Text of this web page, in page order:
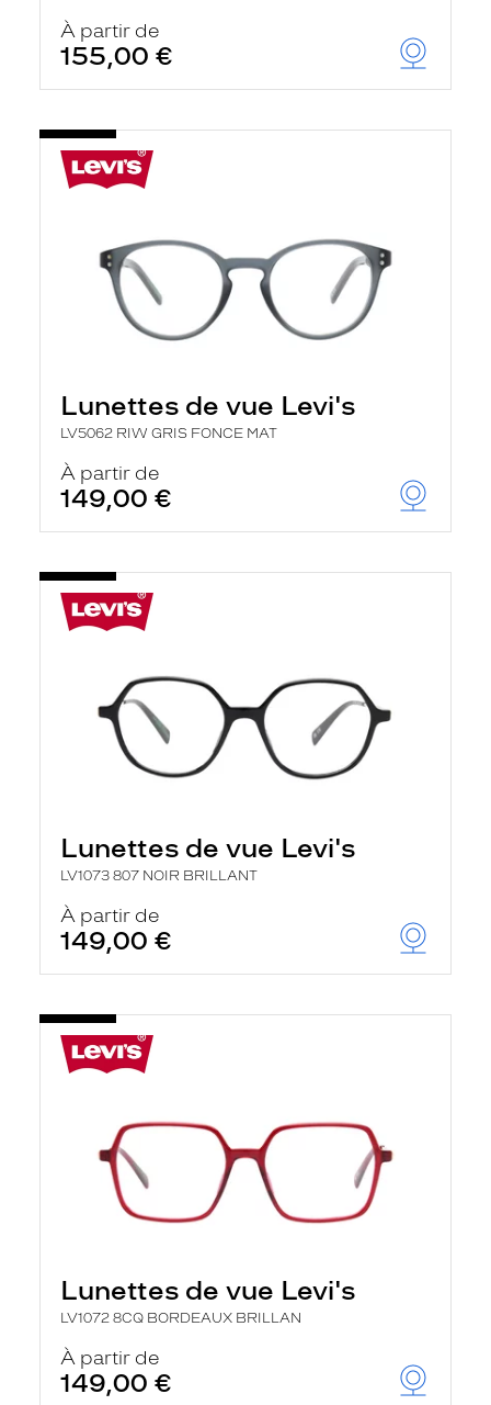
À partir de
155,00 €
Lunettes de vue Levi's
LV5062 RIW GRIS FONCE MAT
À partir de
149,00 €
Lunettes de vue Levi's
LV1073 807 NOIR BRILLANT
À partir de
149,00 €
Lunettes de vue Levi's
LV1072 8CQ BORDEAUX BRILLAN
À partir de
149,00 €